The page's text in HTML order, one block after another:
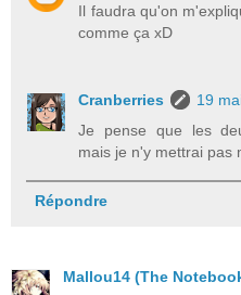
Il faudra qu'on
comme ça xD
Cranberries
19
Je pense que les
mais je n'y mettrai pas
Répondre
Mallou14 (The